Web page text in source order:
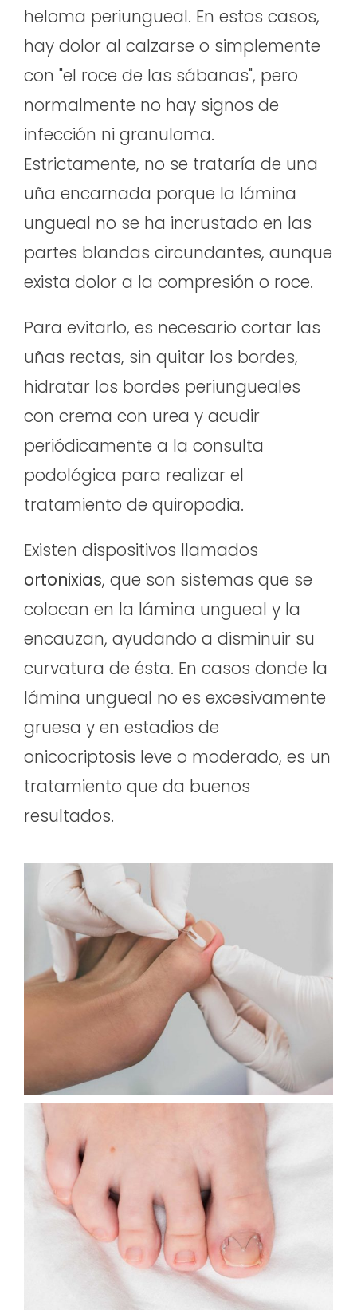
heloma periungueal. En estos casos,
hay dolor al calzarse o simplemente
con "el roce de las sábanas", pero
normalmente no hay signos de
infección ni granuloma.
Estrictamente, no se trataría de una
uña encarnada porque la lámina
ungueal no se ha incrustado en las
partes blandas circundantes, aunque
exista dolor a la compresión o roce.
Para evitarlo, es necesario cortar las
uñas rectas, sin quitar los bordes,
hidratar los bordes periungueales
con crema con urea y acudir
periódicamente a la consulta
podológica para realizar el
tratamiento de quiropodia.
Existen dispositivos llamados
ortonixias, que son sistemas que se
colocan en la lámina ungueal y la
encauzan, ayudando a disminuir su
curvatura de ésta. En casos donde la
lámina ungueal no es excesivamente
gruesa y en estadios de
onicocriptosis leve o moderado, es un
tratamiento que da buenos
resultados.